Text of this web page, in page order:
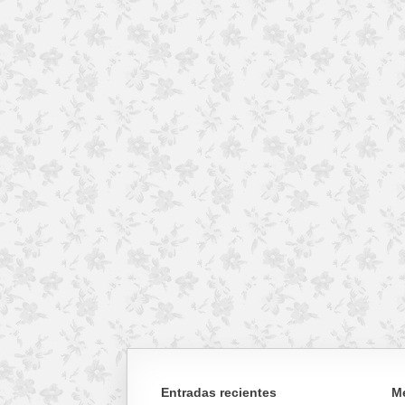
Entradas recientes